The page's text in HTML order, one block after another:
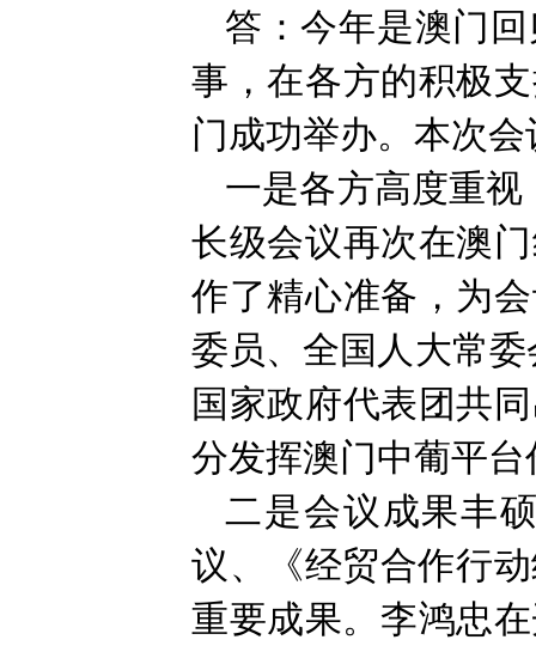
答：今年是澳门
事，在各方的积极
门成功举办。本次
一是各方高度重
长级会议再次在澳
作了精心准备，为
委员、全国人大常
国家政府代表团共
分发挥澳门中葡平
二是会议成果丰
议、《经贸合作行
重要成果。李鸿忠